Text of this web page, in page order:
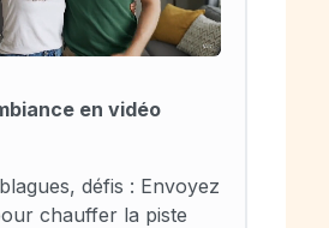
en vidéo
défis : Envoyez
chauffer la piste